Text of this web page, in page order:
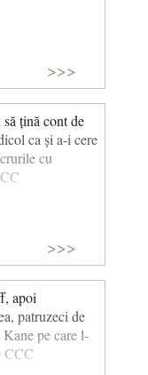
>>>
țină cont de
ca și a-i cere
cu
>>>
apoi
patruzeci de
pe care l-
CCC